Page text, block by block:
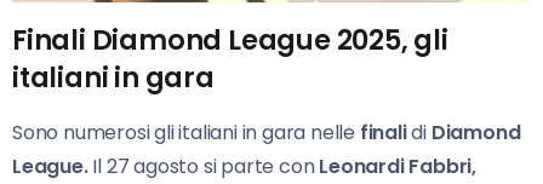
Finali Diamond League 2025, gli
italiani in gara
Sono numerosi gli italiani in gara nelle finalidi Diamond
League.Il 27 agosto si parte conLeonardi Fabbri,